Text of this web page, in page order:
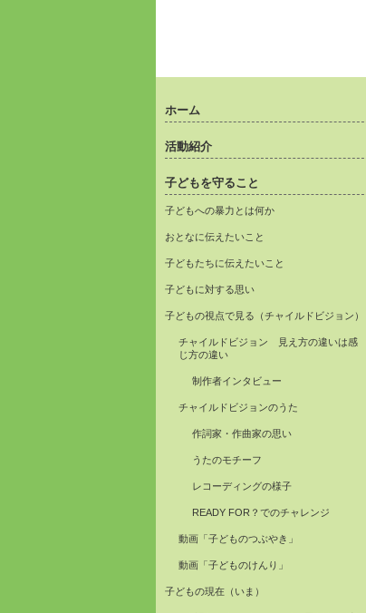
ホーム
活動紹介
子どもを守ること
子どもへの暴力とは何か
おとなに伝えたいこと
子どもたちに伝えたいこと
子どもに対する思い
子どもの視点で見る（チャイルドビジョン）
チャイルドビジョン 見え方の違いは感
じ方の違い
制作者インタビュー
チャイルドビジョンのうた
作詞家・作曲家の思い
うたのモチーフ
レコーディングの様子
READY FOR？でのチャレンジ
動画「子どものつぶやき」
動画「子どものけんり」
子どもの現在（いま）